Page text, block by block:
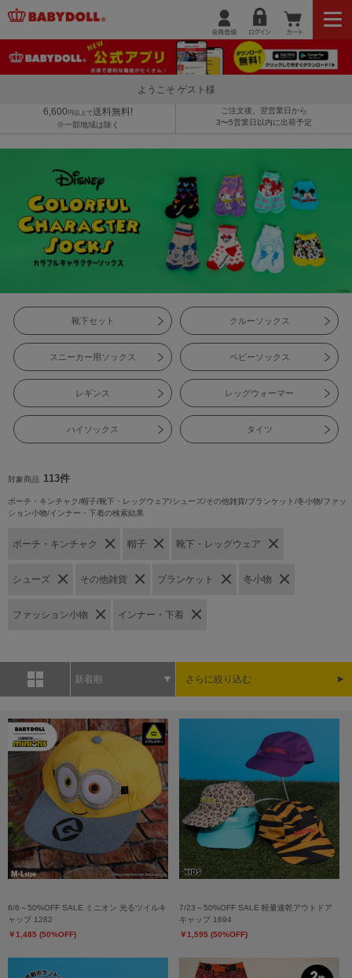
ようこそ ゲスト様
6,600 円以上で送料無料!
※一部地域は除く
ご注文後、翌営業日から
3〜5営業日以内に出荷予定
靴下セット クルーソックス
スニーカー用ソックス ベビーソックス
レギンス レッグウォーマー
ハイソックス タイツ
対象商品 113件
ポーチ・キンチャク/帽子/靴下・レッグウェア/シューズ/その他雑貨/ブランケット/冬小物/ファッ
ション小物/インナー・下着の検索結果
ポーチ・キンチャク 帽子 靴下・レッグウェア
シューズ その他雑貨 ブランケット 冬小物
ファッション小物 インナー・下着
新着順 さらに絞り込む
8/6～50%OFF SALE ミニオン 光るツイルキ
ャップ 1282
￥1,485 (50%OFF)
7/23～50%OFF SALE 軽量速乾アウトドア
キャップ 1694
￥1,595 (50%OFF)